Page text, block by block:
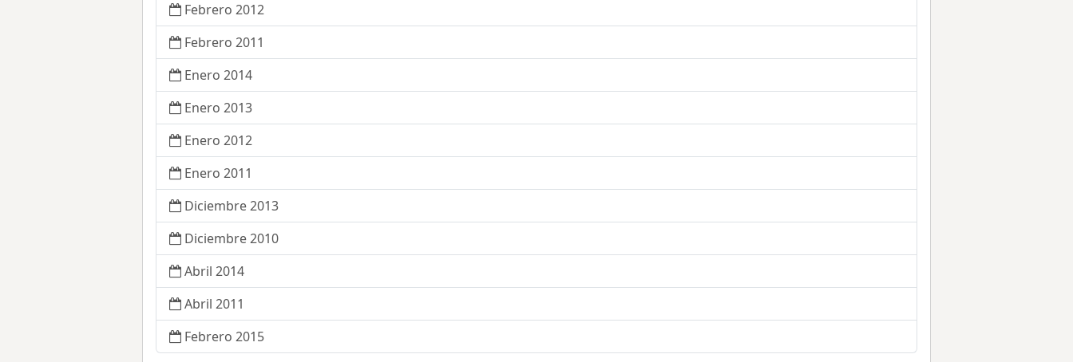
Febrero 2012
Febrero 2011
Enero 2014
Enero 2013
Enero 2012
Enero 2011
Diciembre 2013
Diciembre 2010
Abril 2014
Abril 2011
Febrero 2015